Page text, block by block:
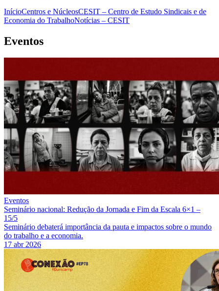
InícioCentros e NúcleosCESIT – Centro de Estudo Sindicais e de
Economia do TrabalhoNotícias – CESIT
Eventos
Eventos
Seminário nacional: Redução da Jornada e Fim da Escala 6×1 –
15/5
Seminário debaterá importância da pauta e impactos sobre o mundo
do trabalho e a economia.
17 abr 2026